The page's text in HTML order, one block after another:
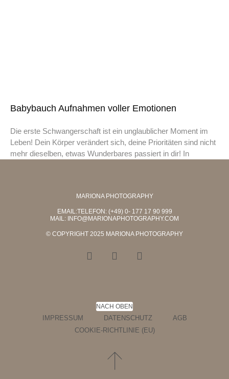
Babybauch Aufnahmen voller Emotionen
Die erste Schwangerschaft ist ein unglaublicher Moment im
Leben! Dein Körper verändert sich, deine Prioritäten sind nicht
mehr dieselben, etwas Wunderbares passiert in dir! In
MARIONA PHOTOGRAPHY
EMAIL:TELEFON: (+49) 0- 177 17 90 999
MAIL: INFO@MARIONAPHOTOGRAPHY.COM
© COPYRIGHT 2025 MARIONA PHOTOGRAPHY
NACH OBEN
IMPRESSUM DATENSCHUTZ
AGB
COOKIE-RICHTLINIE (EU)